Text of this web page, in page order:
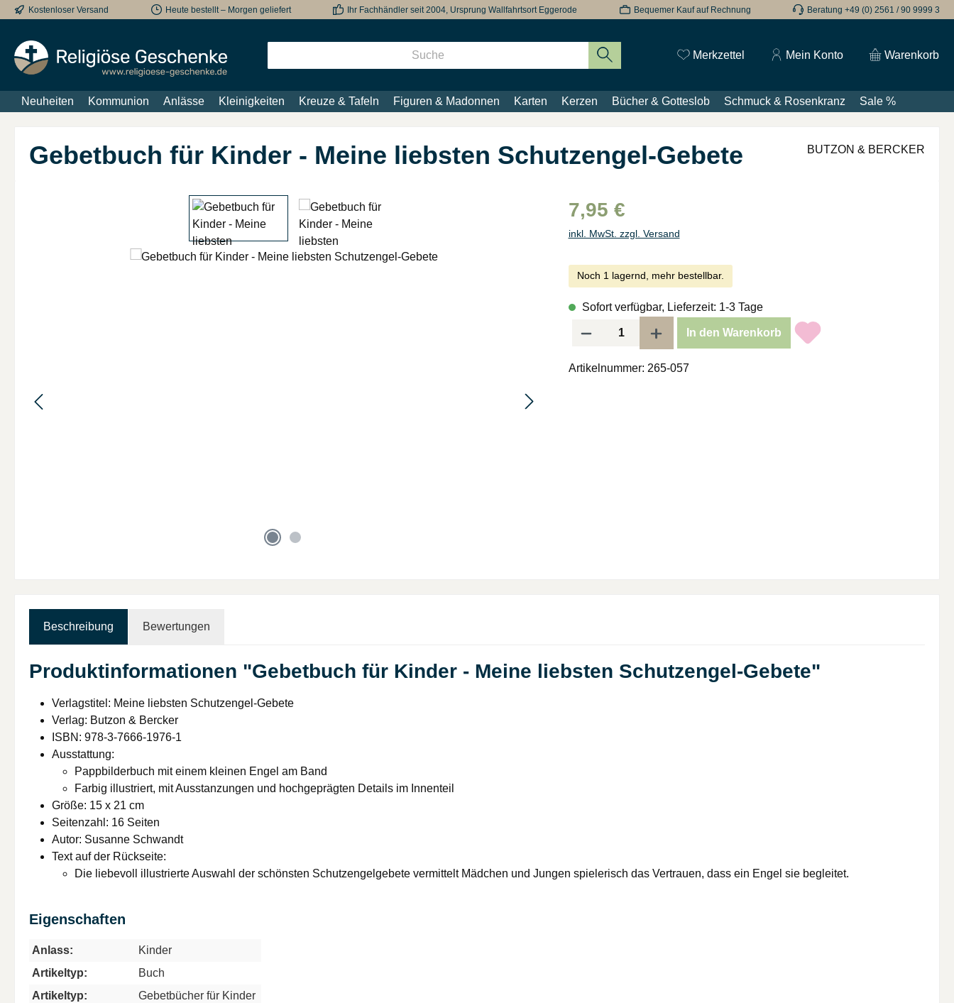
Hauptinhalt springen
Zur Suche springen
Zur Hauptnavigation springen
Kostenloser Versand Heute bestellt – Morgen geliefert Ihr Fachhändler seit 2004, Ursprung Wallfahrtsort Eggerode Bequemer Kauf auf Rechnung Beratung +49 (0) 2561 / 90 9999 3
Merkzettel Du hast 0 Produkte auf dem Merkzettel
Mein Konto Warenkorb
Neuheiten Kommunion Anlässe Kleinigkeiten Kreuze & Tafeln Figuren & Madonnen Karten Kerzen Bücher & Gotteslob Schmuck & Rosenkranz Sale %
Gebetbuch für Kinder - Meine liebsten Schutzengel-Gebete BUTZON & BERCKER
7,95 €
inkl. MwSt. zzgl. Versand
Noch 1 lagernd, mehr bestellbar.
Sofort verfügbar, Lieferzeit: 1-3 Tage
Produkt Anzahl: Gib den gewünschten Wert ein oder benutze die Schaltflächen um
In den Warenkorb
Artikelnummer: 265-057
Beschreibung Bewertungen
Produktinformationen "Gebetbuch für Kinder - Meine liebsten Schutzengel-Gebete"
Verlagstitel: Meine liebsten Schutzengel-Gebete
Verlag: Butzon & Bercker
ISBN: 978-3-7666-1976-1
Ausstattung:
Pappbilderbuch mit einem kleinen Engel am Band
Farbig illustriert, mit Ausstanzungen und hochgeprägten Details im Innenteil
Größe: 15 x 21 cm
Seitenzahl: 16 Seiten
Autor: Susanne Schwandt
Text auf der Rückseite:
Die liebevoll illustrierte Auswahl der schönsten Schutzengelgebete vermittelt Mädchen und Jungen spielerisch das Vertrauen, dass ein Engel sie begleitet.
Eigenschaften
Anlass:
Kinder
Artikeltyp:
Buch
Artikeltyp:
Gebetbücher für Kinder